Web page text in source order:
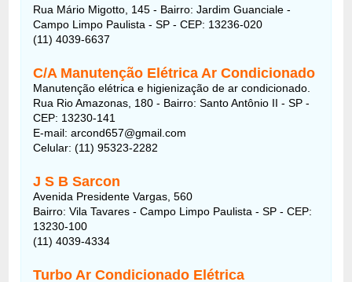
Rua Mário Migotto, 145 - Bairro: Jardim Guanciale -
Campo Limpo Paulista - SP - CEP: 13236-020
(11) 4039-6637
C/A Manutenção Elétrica Ar Condicionado
Manutenção elétrica e higienização de ar condicionado.
Rua Rio Amazonas, 180 - Bairro: Santo Antônio II - SP -
CEP: 13230-141
E-mail: arcond657@gmail.com
Celular: (11) 95323-2282
J S B Sarcon
Avenida Presidente Vargas, 560
Bairro: Vila Tavares - Campo Limpo Paulista - SP - CEP:
13230-100
(11) 4039-4334
Turbo Ar Condicionado Elétrica